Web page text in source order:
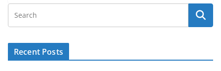
Recent Posts